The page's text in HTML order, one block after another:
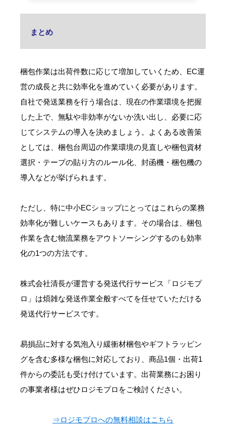
まとめ
梱包作業は出荷件数に応じて増加していくため、EC運
営の成長と共に効率化を進めていく必要があります。
自社で発送業務を行う場合は、現在の作業環境を把握
した上で、無駄や非効率がないか洗い出し、必要に応
じてシステムの導入を決めましょう。よくある改善策
としては、梱包台周辺の作業環境の見直しや梱包資材
選択・テープの貼り方のルール化、封函機・梱包機の
導入などが挙げられます。
ただし、特に中小ECショップにとってはこれらの業務
効率化が難しいケースもあります。その場合は、梱包
作業を含む物流業務をアウトソーシングするのも効率
化の1つの方法です。
株式会社清長が運営する発送代行サービス「ロジモプ
ロ」は煩雑な発送作業全般すべてを任せていただける
発送代行サービスです。
易損品に対する気泡入り緩衝材梱包やギフトラッピン
グを含む多様な梱包に対応しており、商品1個・出荷1
件からの委託も受け付けています。出荷業務にお困り
の事業者様はぜひロジモプロをご検討ください。
⇒ロジモプロへの無料相談はこちら